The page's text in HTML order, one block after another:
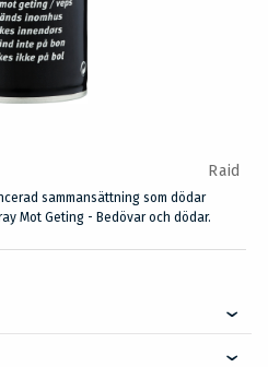
Raid
sammansättning som dödar
Mot Geting - Bedövar och dödar.